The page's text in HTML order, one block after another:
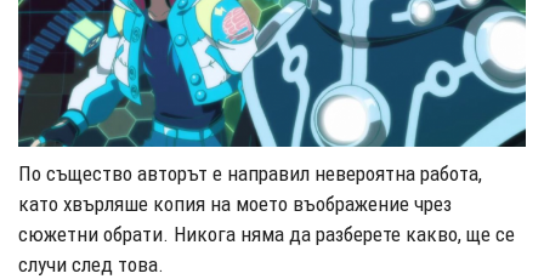
По същество авторът е направил невероятна работа,
като хвърляше копия на моето въображение чрез
сюжетни обрати. Никога няма да разберете какво, ще се
случи след това.